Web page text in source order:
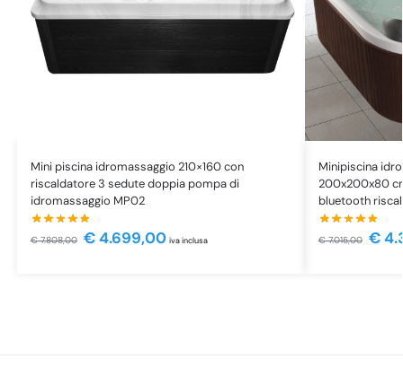
Mini piscina idromassaggio 210×160 con
riscaldatore 3 sedute doppia pompa di
idromassaggio MP02
€7.808,00 €4.699,00 iva inclusa
Minipiscina
200x200x80
bluetooth
€7.015,00 €